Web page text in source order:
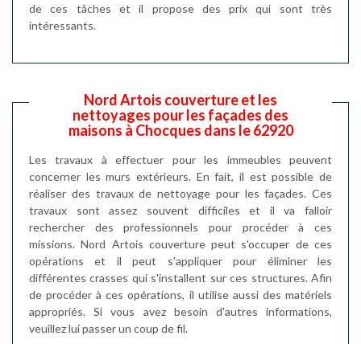
de ces tâches et il propose des prix qui sont très
intéressants.
Nord Artois couverture et les
nettoyages pour les façades des
maisons à Chocques dans le 62920
Les travaux à effectuer pour les immeubles peuvent
concerner les murs extérieurs. En fait, il est possible de
réaliser des travaux de nettoyage pour les façades. Ces
travaux sont assez souvent difficiles et il va falloir
rechercher des professionnels pour procéder à ces
missions. Nord Artois couverture peut s'occuper de ces
opérations et il peut s'appliquer pour éliminer les
différentes crasses qui s'installent sur ces structures. Afin
de procéder à ces opérations, il utilise aussi des matériels
appropriés. Si vous avez besoin d'autres informations,
veuillez lui passer un coup de fil.